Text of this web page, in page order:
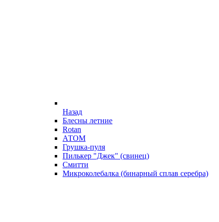
Назад
Блесны летние
Rotan
АТОМ
Грушка-пуля
Пилькер "Джек" (свинец)
Смитти
Микроколебалка (бинарный сплав серебра)